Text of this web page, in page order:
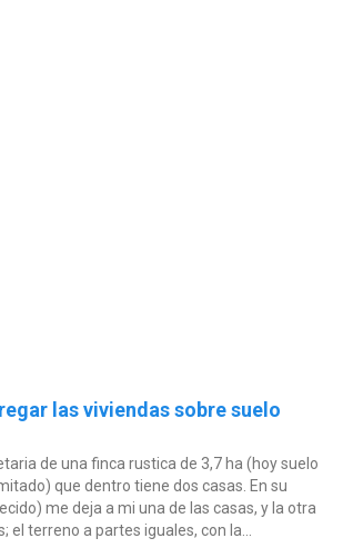
las viviendas sobre suelo
de una finca rustica de 3,7 ha (hoy suelo
que dentro tiene dos casas. En su
me deja a mi una de las casas, y la otra
el terreno a partes iguales, con la...